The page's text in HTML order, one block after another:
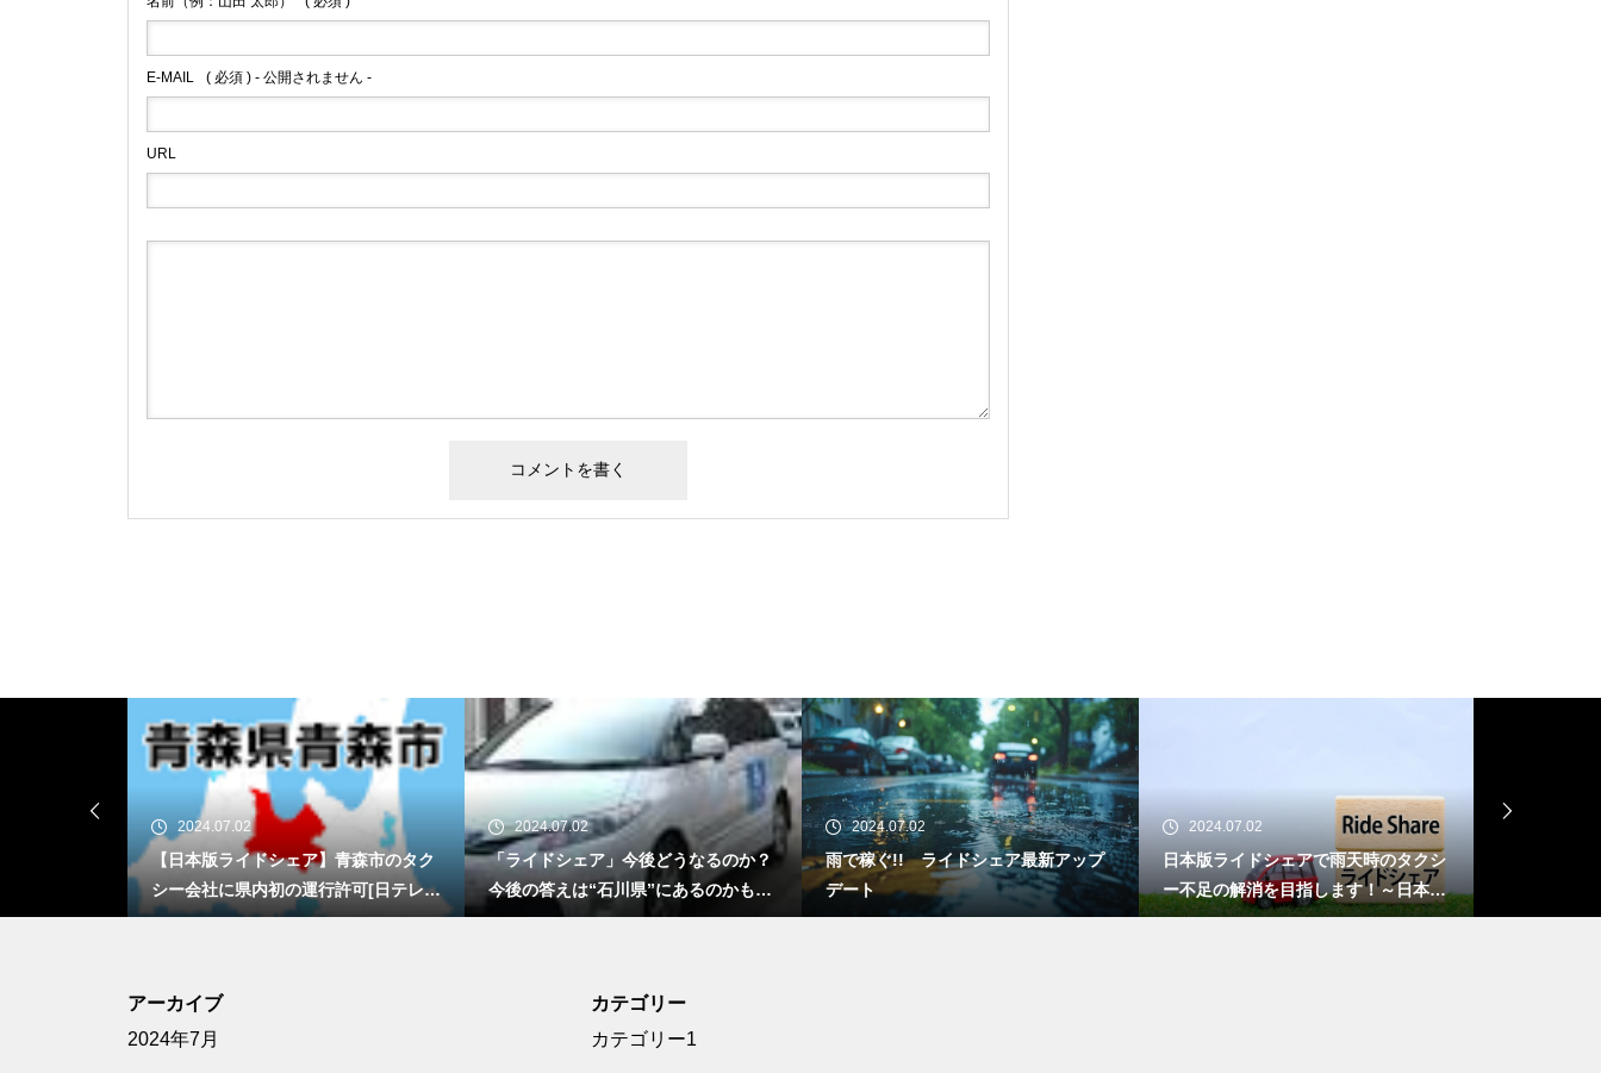
E-MAIL ( 必須 ) - 公開されません -
URL
2024.07.02
【日本版ライドシェア】青森市のタク
シー会社に県内初の運行許可[日テレN
EWS NNN]
2024.07.02
「ライドシェア」今後どうなるのか？
今後の答えは“石川県”にあるのかもし
れない 地方で進化する新交通手段の
2024.07.02
雨で稼ぐ!! ライドシェア最新アップ
デート
2024.07.02
日本版ライドシェアで雨天時のタクシ
ー不足の解消を目指します！～日本版
ライドシェアのバージョンアップの実
を見つけよう
アーカイブ
2024年7月
カテゴリー
カテゴリー1